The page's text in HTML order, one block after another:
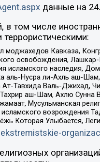
данные на
том числе
Кавказа,
освобождения,
исламского наследия,
аль-Нусра ли-Ахль аш-
Тавхида Валь-Джихад,
аш-Шам, Ахлю Сунна
Мусульманская
возрождения
Которая Улыбается,